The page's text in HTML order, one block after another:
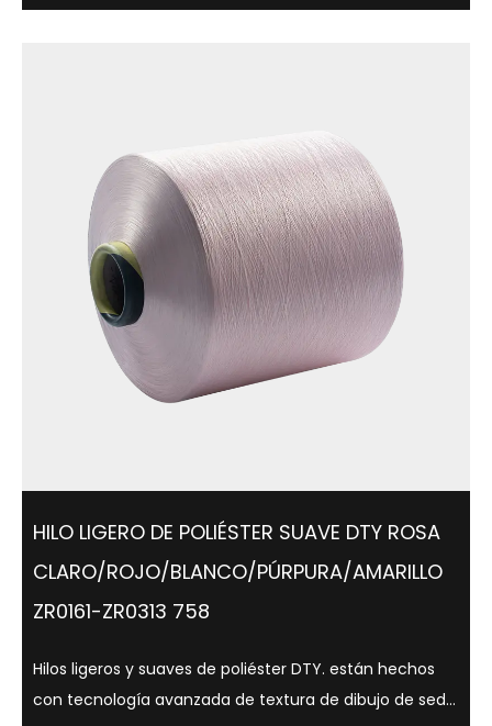
HILO LIGERO DE POLIÉSTER SUAVE DTY ROSA
CLARO/ROJO/BLANCO/PÚRPURA/AMARILLO
ZR0161-ZR0313 758
Hilos ligeros y suaves de poliéster DTY. están hechos
con tecnología avanzada de textura de dibujo de seda